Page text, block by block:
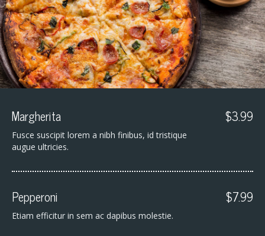
Margherita
Fusce suscipit lorem a nibh finibus, id tristique
augue ultricies.
$3.99
Pepperoni
Etiam efficitur in sem ac dapibus molestie.
$7.99